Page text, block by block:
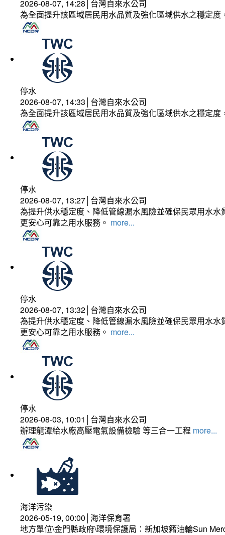
2026-08-07, 14:28│台灣自來水公司
為全面提升該區域居民用水品質及強化區域供水之穩定
停水
2026-08-07, 14:33│台灣自來水公司
為全面提升該區域居民用水品質及強化區域供水之穩定
停水
2026-08-07, 13:27│台灣自來水公司
為提升供水穩定度、降低管線漏水風險並確保民眾用水
更安心可靠之用水服務。 more...
停水
2026-08-07, 13:32│台灣自來水公司
為提升供水穩定度、降低管線漏水風險並確保民眾用水
更安心可靠之用水服務。 more...
停水
2026-08-03, 10:01│台灣自來水公司
辦理龍潭給水廠高壓電氣設備檢驗 等三合一工程 more...
海洋污染
2026-05-19, 00:00│海洋保育署
地方單位\金門縣政府\環境保護局：新加坡籍油輪Sun